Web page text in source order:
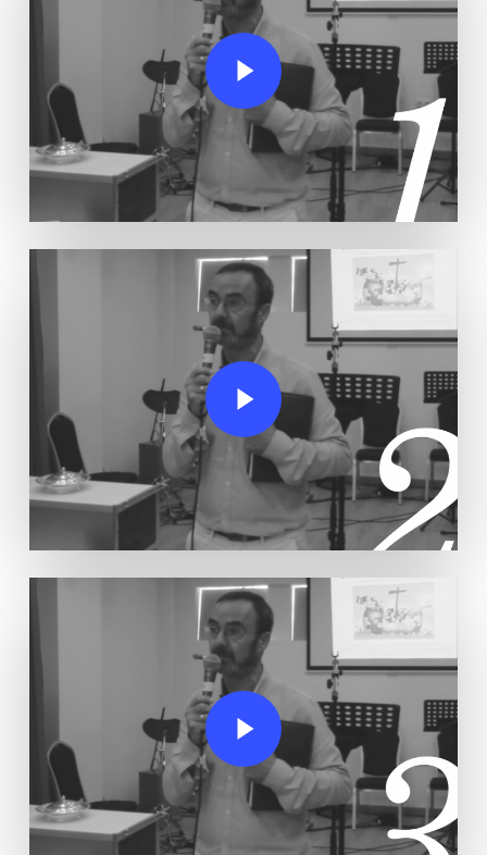
Play Video
Play Video
Play Video
Play Video
Play Video